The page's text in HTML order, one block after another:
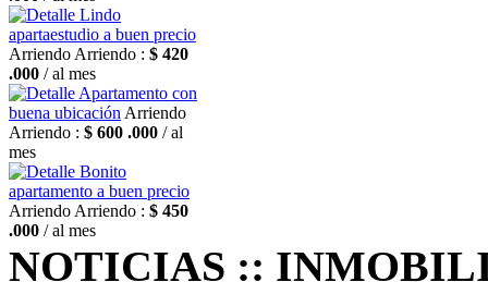
Lindo
apartaestudio a buen precio
Arriendo Arriendo : $ 420
.000 / al mes
Apartamento con
buena ubicación Arriendo
Arriendo : $ 600 .000 / al
mes
Bonito
apartamento a buen precio
Arriendo Arriendo : $ 450
.000 / al mes
NOTICIAS ::